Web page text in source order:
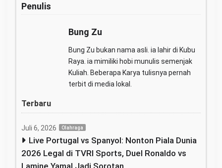
Penulis
Bung Zu
Bung Zu bukan nama asli. ia lahir di Kubu
Raya. ia mimiliki hobi munulis semenjak
Kuliah. Beberapa Karya tulisnya pernah
terbit di media lokal.
Terbaru
Juli 6, 2026 Olahraga
Live Portugal vs Spanyol: Nonton Piala Dunia
2026 Legal di TVRI Sports, Duel Ronaldo vs
Lamine Yamal Jadi Sorotan